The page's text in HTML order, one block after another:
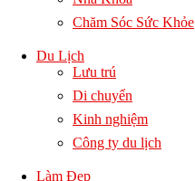
Chăm Sóc Sức Khỏe
Du Lịch
Lưu trú
Di chuyển
Kinh nghiệm
Công ty du lịch
Làm Đẹp